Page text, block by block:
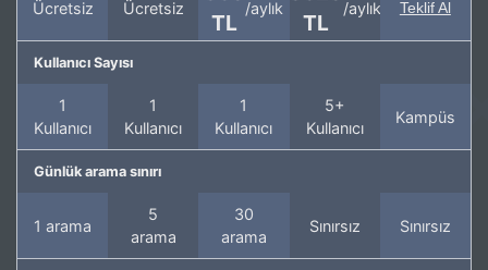
Ücretsiz Ücretsiz
TL
/aylık
TL
/aylık Teklif Al
Kullanıcı Sayısı
1
Kullanıcı
1
Kullanıcı
1
Kullanıcı
5+
Kullanıcı
Kampüs
Günlük arama sınırı
1 arama
5
arama
30
arama
Sınırsız Sınırsız